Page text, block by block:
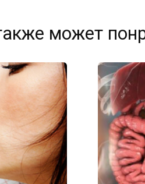
может